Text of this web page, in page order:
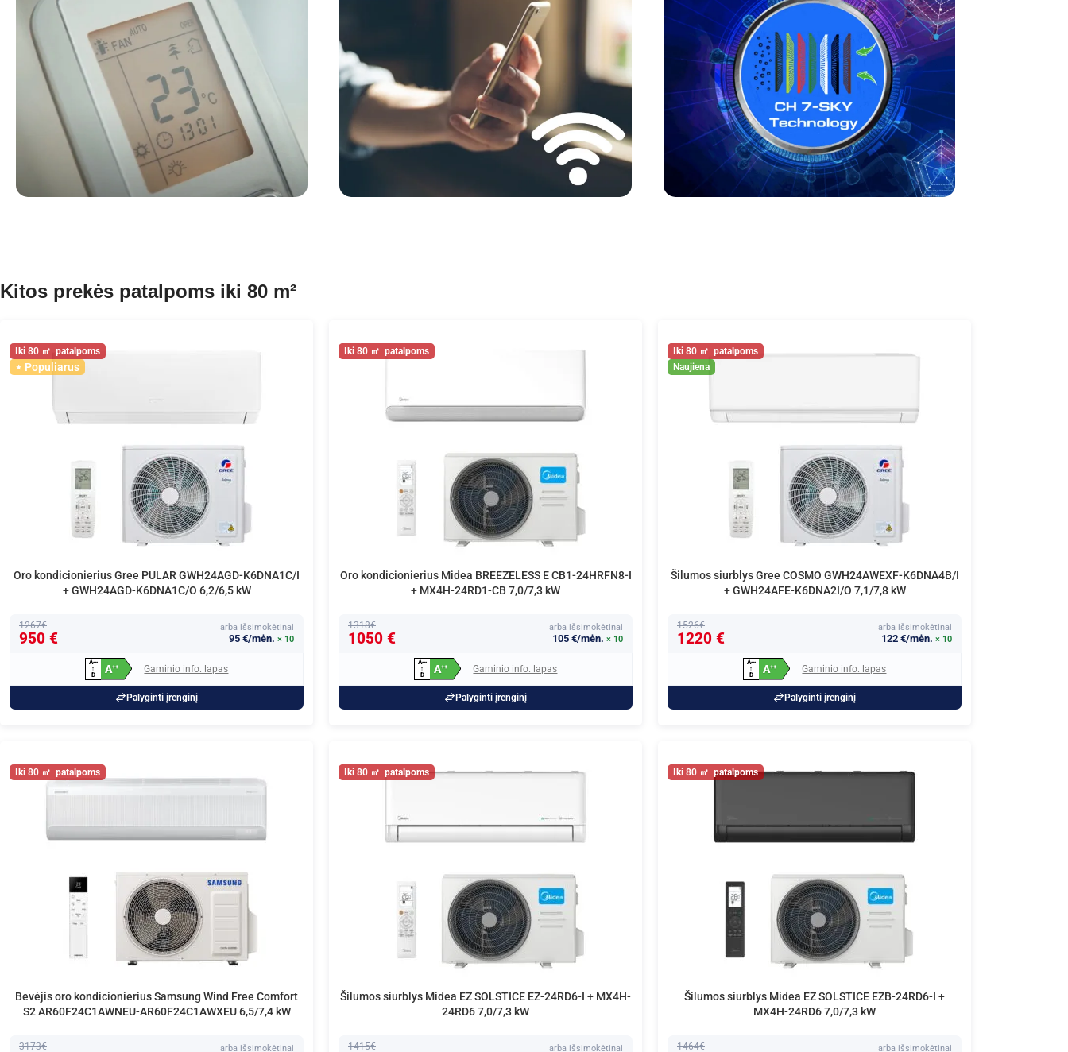
Kitos prekės patalpoms iki 80 m²
80
Populiarus
Oro kondicionierius Gree PULAR GWH24AGD-K6DNA1C/I
+ GWH24AGD-K6DNA1C/O 6,2/6,5 kW
1267€
950 €
arba išsimokėtinai
95 €/mėn. × 10
A+++
↑
D
A++ Gaminio info. lapas
Palyginti įrenginį
80
Oro kondicionierius Midea BREEZELESS E CB1-24HRFN8-I
+ MX4H-24RD1-CB 7,0/7,3 kW
1318€
1050 €
arba išsimokėtinai
105 €/mėn. × 10
A+++
↑
D
A++ Gaminio info. lapas
Palyginti įrenginį
80
Naujiena
Šilumos siurblys Gree COSMO GWH24AWEXF-K6DNA4B/I
+ GWH24AFE-K6DNA2I/O 7,1/7,8 kW
1526€
1220 €
arba išsimokėtinai
122 €/mėn. × 10
A+++
↑
D
A++ Gaminio info. lapas
Palyginti įrenginį
80
Bevėjis oro kondicionierius Samsung Wind Free Comfort
S2 AR60F24C1AWNEU-AR60F24C1AWXEU 6,5/7,4 kW
3173€ arba išsimokėtinai
80
Šilumos siurblys Midea EZ SOLSTICE EZ-24RD6-I + MX4H-
24RD6 7,0/7,3 kW
1415€ arba išsimokėtinai
80
Šilumos siurblys Midea EZ SOLSTICE EZB-24RD6-I +
MX4H-24RD6 7,0/7,3 kW
1464€ arba išsimokėtinai